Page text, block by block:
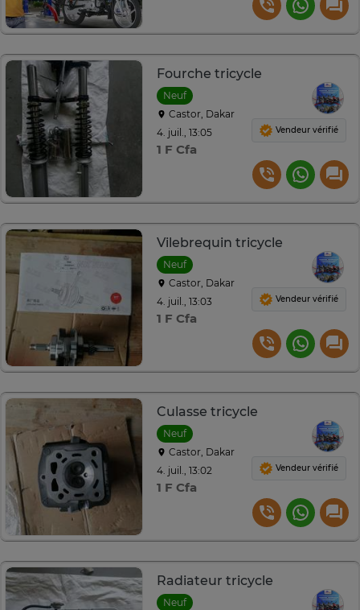
Fourche tricycle
Neuf
Castor, Dakar
4. juil., 13:05
1 F Cfa
Vendeur vérifié
Vilebrequin tricycle
Neuf
Castor, Dakar
4. juil., 13:03
1 F Cfa
Vendeur vérifié
Culasse tricycle
Neuf
Castor, Dakar
4. juil., 13:02
1 F Cfa
Vendeur vérifié
Radiateur tricycle
Neuf